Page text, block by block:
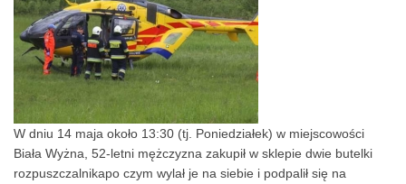
W dniu 14 maja około 13:30 (tj. Poniedziałek) w miejscowości
Biała Wyżna, 52-letni mężczyzna zakupił w sklepie dwie butelki
rozpuszczalnikapo czym wylał je na siebie i podpalił się na